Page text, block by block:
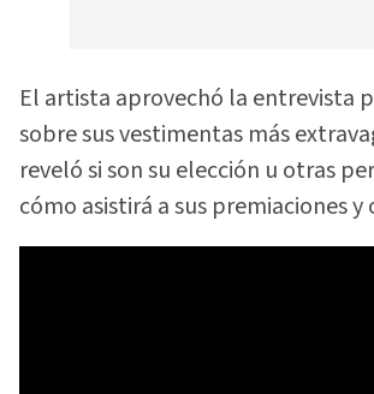
El artista aprovechó la entrevista
sobre sus vestimentas más
reveló si son su elección u otras
cómo asistirá a sus premiaciones